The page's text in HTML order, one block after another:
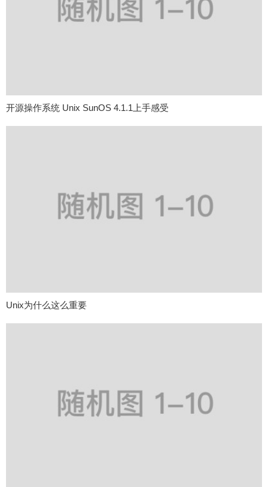
开源操作系统 Unix SunOS 4.1.1上手感受
Unix为什么这么重要